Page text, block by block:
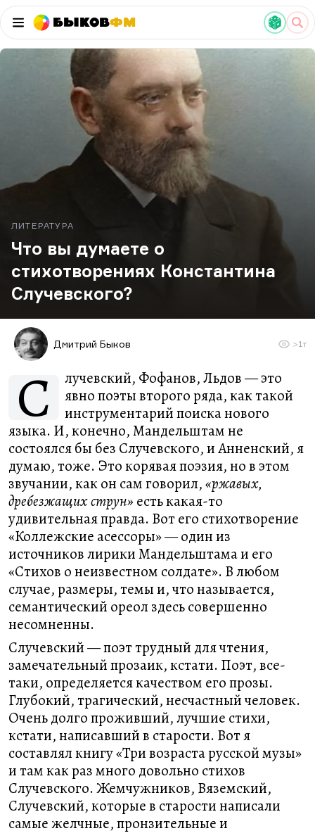
БыковФМ
ЛИТЕРАТУРА
Что вы думаете о
стихотворениях Константина
Случевского?
Дмитрий Быков >1т
С
лучевский, Фофанов, Льдов — это
явно поэты второго ряда, как такой
инструментарий поиска нового
языка. И, конечно, Мандельштам не
состоялся бы без Случевского, и Анненский, я
думаю, тоже. Это корявая поэзия, но в этом
звучании, как он сам говорил,«ржавых,
дребезжащих струн» есть какая-то
удивительная правда. Вот его стихотворение
«Коллежские асессоры» — один из
источников лирики Мандельштама и его
«Стихов о неизвестном солдате». В любом
случае, размеры, темы и, что называется,
семантический ореол здесь совершенно
несомненны.
Случевский — поэт трудный для чтения,
замечательный прозаик, кстати. Поэт, все-
таки, определяется качеством его прозы.
Глубокий, трагический, несчастный человек.
Очень долго проживший, лучшие стихи,
кстати, написавший в старости. Вот я
составлял книгу «Три возраста русской музы»
и там как раз много довольно стихов
Случевского. Жемчужников, Вяземский,
Случевский, которые в старости написали
самые желчные, пронзительные и